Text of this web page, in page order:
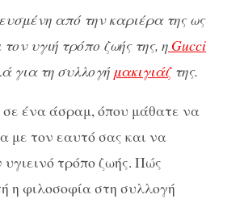
από την καριέρα της ως
τον υγιή τρόπο ζωής της, η Gucci
για τη συλλογή μακιγιάζτης.
ένα άσραμ, όπου μάθατε να
με τον εαυτό σας και να
υγιεινό τρόπο ζωής. Πώς
η φιλοσοφία στη συλλογή